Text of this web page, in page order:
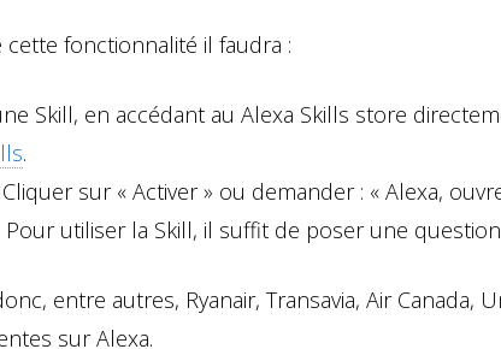
fonctionnalité il faudra :
Skill, en accédant au Alexa Skills store
.
sur « Activer » ou demander : « Alexa,
utiliser la Skill, il suffit de poser une
entre autres, Ryanair, Transavia, Air Canada,
sur Alexa.